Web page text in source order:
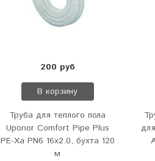
200 руб
В корзину
Труба для теплого пола
Uponor Comfort Pipe Plus
PE-Xa PN6 16х2.0, бухта 120
м